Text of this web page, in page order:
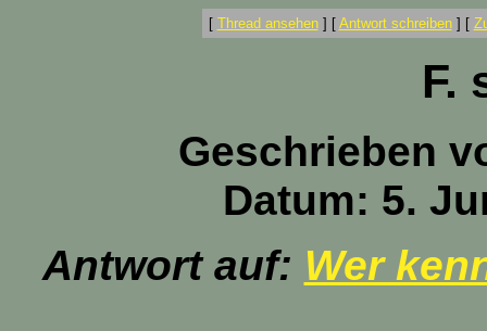
[ Thread ansehen] [ Antwort schreiben] [
F.
Geschrieben
Datum: 5.
Antwort auf: Wer